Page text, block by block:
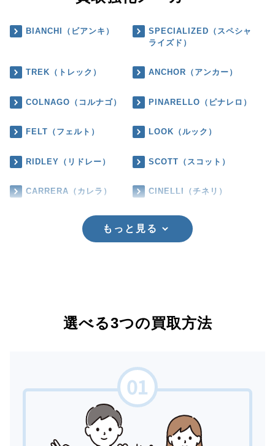
BIANCHI（ビアンキ）
SPECIALIZED（スペシャ
ライズド）
TREK（トレック） ANCHOR（アンカー）
COLNAGO（コルナゴ） PINARELLO（ピナレロ）
FELT（フェルト） LOOK（ルック）
RIDLEY（リドレー） SCOTT（スコット）
CARRERA（カレラ） CINELLI（チネリ）
もっと見る
選べる3つの買取方法